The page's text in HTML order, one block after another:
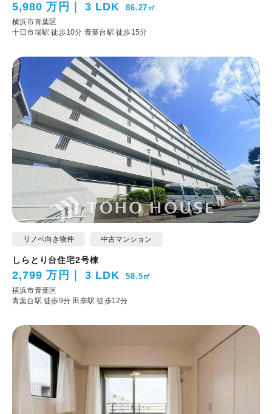
5,980 万円 3 LDK 86.27㎡
横浜市青葉区
十日市場駅 徒歩10分 青葉台駅 徒歩15分
リノベ向き物件 中古マンション
しらとり台住宅2号棟
2,799 万円 3 LDK 58.5㎡
横浜市青葉区
青葉台駅 徒歩9分 田奈駅 徒歩12分